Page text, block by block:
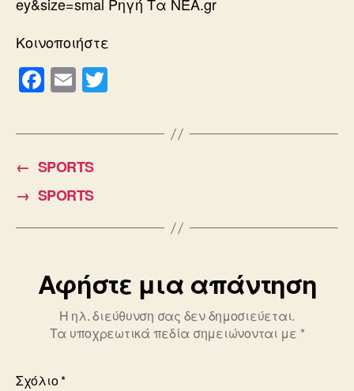
Κοινοποιήστε
F
c
e
b
o
o
E
ailtt
← SPORTS
→ SPORTS
Αφήστε μια απάντηση
Η ηλ. διεύθυνση σας δεν δημοσιεύεται.
Τα υποχρεωτικά πεδία σημειώνονται με *
Σχόλιο*